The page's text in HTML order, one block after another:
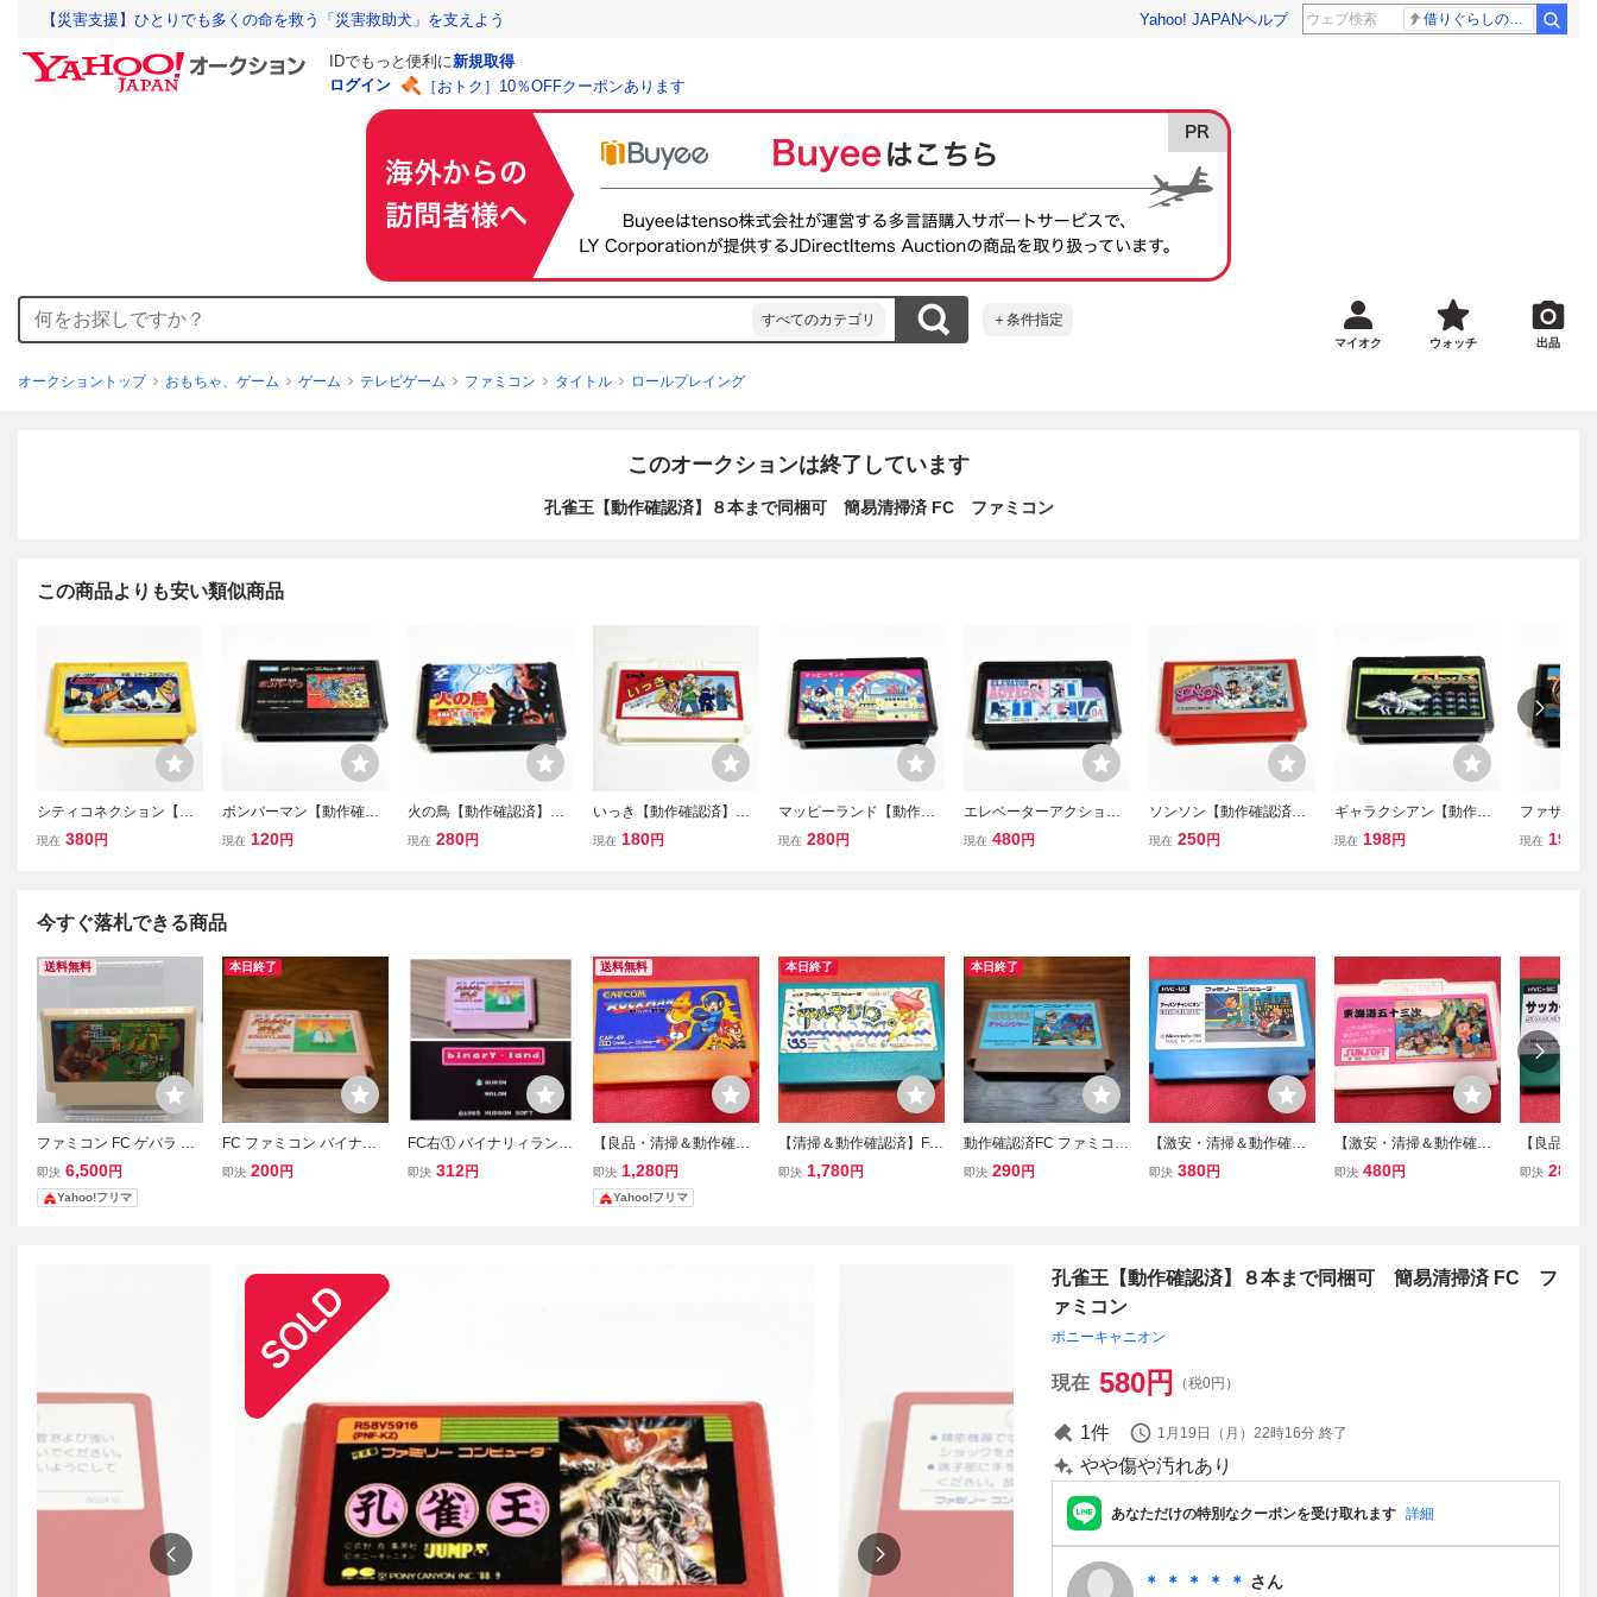
【災害支援】ひとりでも多くの命を救う「災害救助犬」を支えよう Yahoo! JAPANヘルプ 借りぐらしのアリエッティ 耳をすませば
IDでもっと便利に新規取得
ログイン
［おトク］10％OFFクーポンあります
すべてのカテゴリ ＋条件指定
マイオク ウォッチ 出品
オークショントップ おもちゃ、ゲーム ゲーム テレビゲーム ファミコン タイトル ロールプレイング
このオークションは終了しています
孔雀王【動作確認済】８本まで同梱可 簡易清掃済 FC ファミコン
この商品よりも安い類似商品
シティコネクション【動
作確認済】８本まで同梱
現在 380円
ボンバーマン【動作確認
済】８本まで同梱可 簡
現在 120円
火の鳥【動作確認済】８
本まで同梱可 簡易清掃
現在 280円
いっき【動作確認済】８
本まで同梱可 簡易清掃
現在 180円
マッピーランド【動作確
認済】８本まで同梱可
現在 280円
エレベーターアクション
【動作確認済】８本まで
現在 480円
ソンソン【動作確認済】
８本まで同梱可 簡易清
現在 250円
ギャラクシアン【動作確
認済】８本まで同梱可
現在 198円
ファザナド
済】８本
現在 198
今すぐ落札できる商品
送料無料
ファミコン FC ゲバラ カ
セットのみ SNK 簡易清掃
動作確認済
即決 6,500円
Yahoo!フリマ
本日終了
FC ファミコン バイナリ
ィランド ハドソン ソフト
即決 200円
FC右① バイナリィランド
ファミコン 端子簡易清掃
即決 312円
送料無料
【良品・清掃＆動作確認
済】FC ファミコン『ロッ
クマン4 新たなる野望!!』
コレクター・マニア必
即決 1,280円
Yahoo!フリマ
本日終了
【清掃＆動作確認済】FC
ファミコン『アルマジ
即決 1,780円
本日終了
動作確認済FC ファミコン
チャレンジャー ソフトの
即決 290円
【激安・清掃＆動作確認
済】FC ファミコン『アー
即決 380円
【激安・清掃＆動作確認
済】FC ファミコン『かん
即決 480円
【良品・
済】FC フ
即決 280
孔雀王【動作確認済】８本まで同梱可 簡易清掃済 FC フ
ァミコン
ポニーキャニオン
現在 580円 （税0円）
1件 1月19日（月）22時16分 終了
やや傷や汚れあり
あなただけの特別なクーポンを受け取れます 詳細
＊ ＊ ＊ ＊ ＊ さん